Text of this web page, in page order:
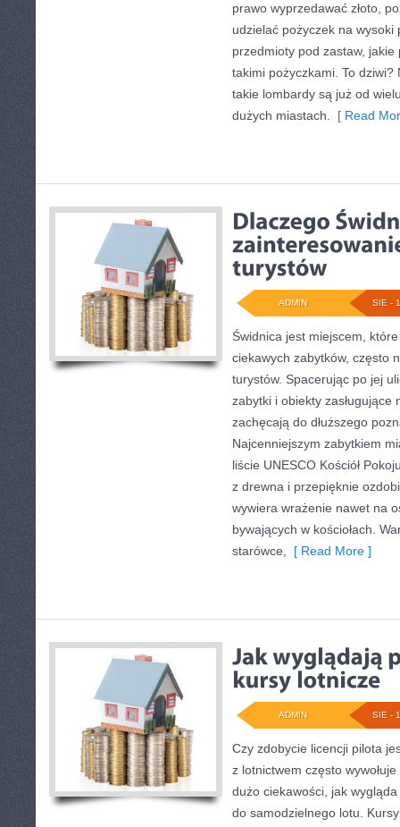
prawo wyprzedawać złoto,
udzielać pożyczek na
przedmioty pod zastaw, jakie
takimi pożyczkami. To
takie lombardy są już od
dużych miastach.
[ Read
SIE -
ADMIN
Świdnica jest miejscem,
ciekawych zabytków, często
turystów. Spacerując po jej
zabytki i obiekty zasługujące
zachęcają do dłuższego
Najcenniejszym zabytkiem
liście UNESCO Kościół
z drewna i przepięknie
wywiera wrażenie nawet na
bywających w kościołach.
starówce,
[ Read More ]
SIE -
ADMIN
Czy zdobycie licencji pilota
z lotnictwem często
dużo ciekawości, jak
do samodzielnego lotu.